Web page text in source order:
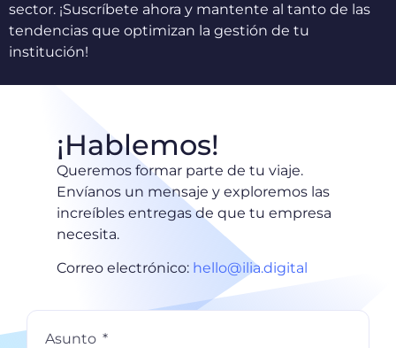
sector. ¡Suscríbete ahora y mantente al tanto de las
tendencias que optimizan la gestión de tu
institución!
Asunto
¡Hablemos!
Queremos formar parte de tu viaje.
Envíanos un mensaje y exploremos las
increíbles entregas de que tu empresa
necesita.
Correo electrónico: hello@ilia.digital